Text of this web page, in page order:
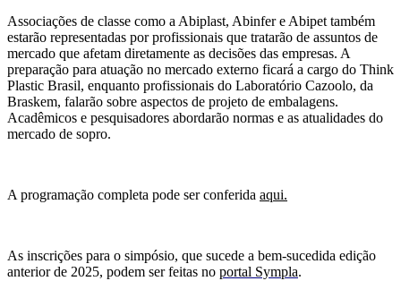
Associações de classe como a Abiplast, Abinfer e Abipet também
estarão representadas por profissionais que tratarão de assuntos de
mercado que afetam diretamente as decisões das empresas. A
preparação para atuação no mercado externo ficará a cargo do Think
Plastic Brasil, enquanto profissionais do Laboratório Cazoolo, da
Braskem, falarão sobre aspectos de projeto de embalagens.
Acadêmicos e pesquisadores abordarão normas e as atualidades do
mercado de sopro.
A programação completa pode ser conferida aqui.
As inscrições para o simpósio, que sucede a bem-sucedida edição
anterior de 2025, podem ser feitas no portal Sympla.